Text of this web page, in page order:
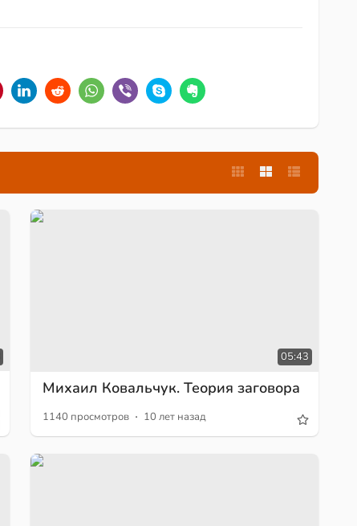
05:43
Михаил Ковальчук. Теория заговора
1140 просмотров · 10 лет назад